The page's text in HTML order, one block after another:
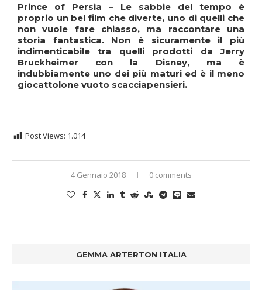
Prince of Persia – Le sabbie del tempo è
proprio un bel film che diverte, uno di quelli che
non vuole fare chiasso, ma raccontare una
storia fantastica. Non è sicuramente il più
indimenticabile tra quelli prodotti daJerry
Bruckheimer con la Disney, ma è
indubbiamente uno dei più maturi ed è il meno
giocattolone vuoto scacciapensieri.
Post Views: 1.014
4 Gennaio 2018 0 comments
GEMMA ARTERTON ITALIA